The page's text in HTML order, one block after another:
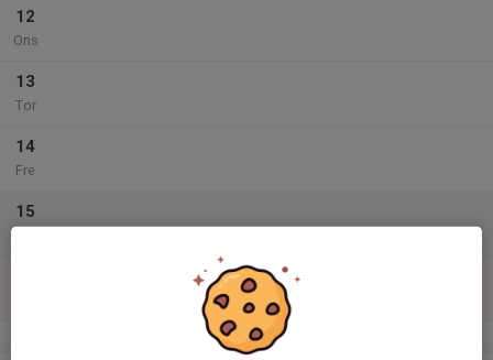
12
Ons
13
Tor
14
Fre
15
v.34